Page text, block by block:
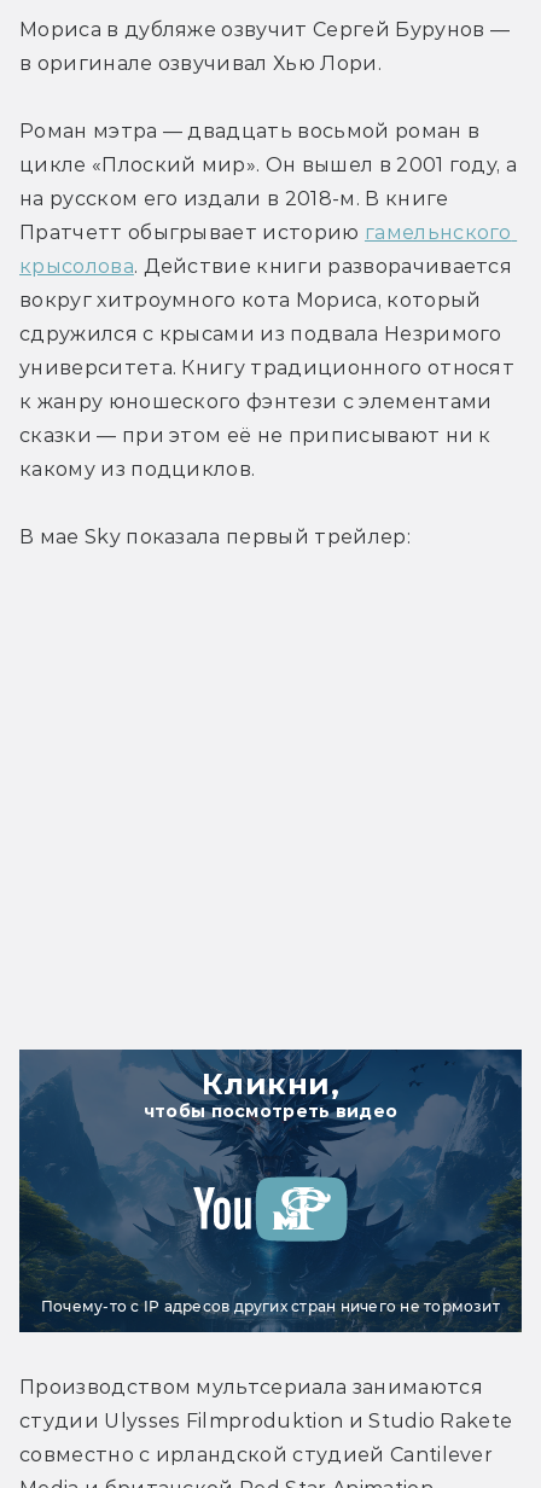
Мориса в дубляже озвучит Сергей Бурунов —
в оригинале озвучивал Хью Лори.
Роман мэтра — двадцать восьмой роман в
цикле «Плоский мир». Он вышел в 2001 году, а
на русском его издали в 2018-м. В книге
Пратчетт обыгрывает историю гамельнского
крысолова. Действие книги разворачивается
вокруг хитроумного кота Мориса, который
сдружился с крысами из подвала Незримого
университета. Книгу традиционного относят
к жанру юношеского фэнтези с элементами
сказки — при этом её не приписывают ни к
какому из подциклов.
В мае Sky показала первый трейлер:
Кликни,
чтобы посмотреть видео
Почему-то с IP адресов других стран ничего не тормозит
Производством мультсериала занимаются
студии Ulysses Filmproduktion и Studio Rakete
совместно с ирландской студией Cantilever